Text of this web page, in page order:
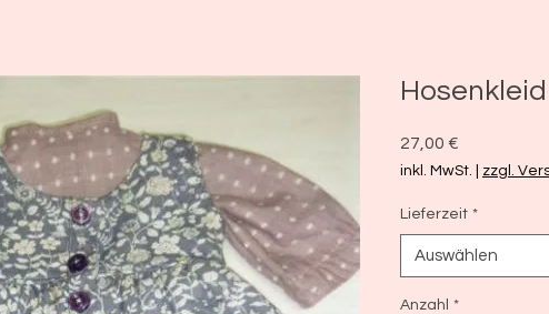
27,00 €
inkl. MwSt. zzgl.
Lieferzeit *
Auswählen
Anzahl *